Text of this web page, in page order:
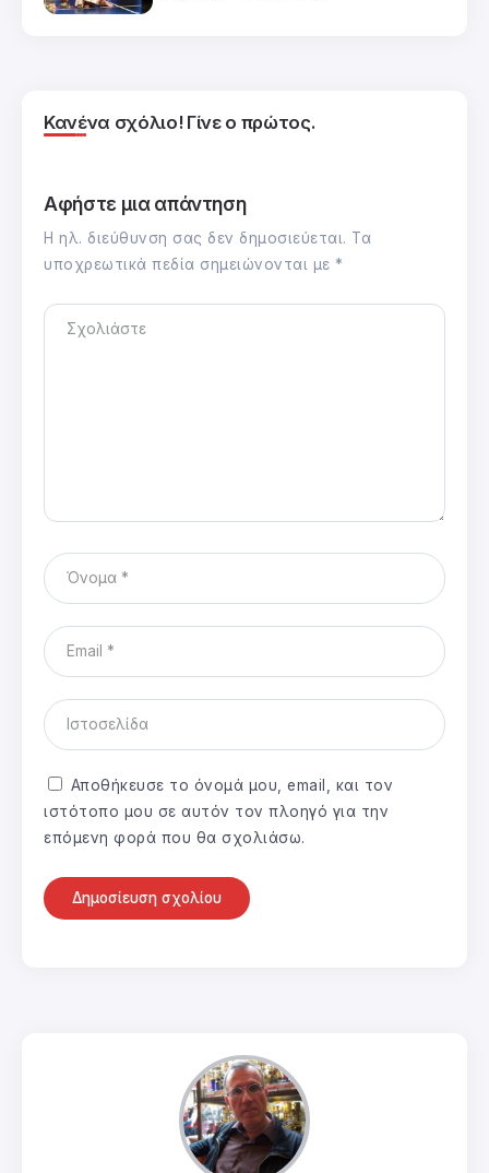
Κανένα σχόλιο! Γίνε ο πρώτος.
Αφήστε μια απάντηση
Η ηλ. διεύθυνση σας δεν δημοσιεύεται. Τα
υποχρεωτικά πεδία σημειώνονται με *
Αποθήκευσε το όνομά μου, email, και τον
ιστότοπο μου σε αυτόν τον πλοηγό για την
επόμενη φορά που θα σχολιάσω.